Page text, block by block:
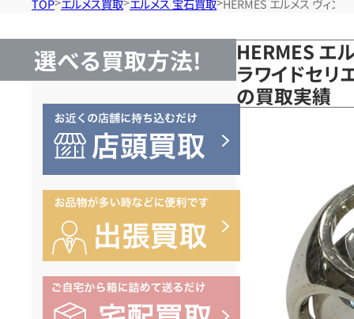
TOP エルメス買取 エルメス 宝石買取 HERMES エルメス ヴィン
選べる買取方法!
HERMES エ
ラワイドセリ
の買取実績